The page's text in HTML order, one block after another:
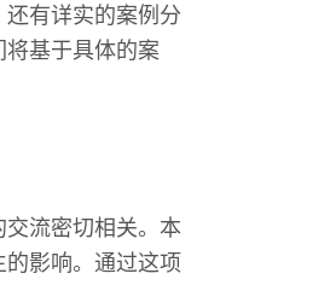
有详实的案例分
基于具体的案
流密切相关。本
影响。通过这项